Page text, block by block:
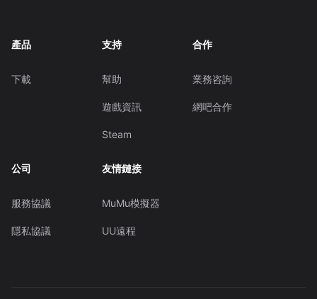
產品
下載
支持
幫助
遊戲資訊
Steam
合作
業務咨詢
網吧合作
公司
服務協議
隱私協議
友情鏈接
MuMu模擬器
UU遠程